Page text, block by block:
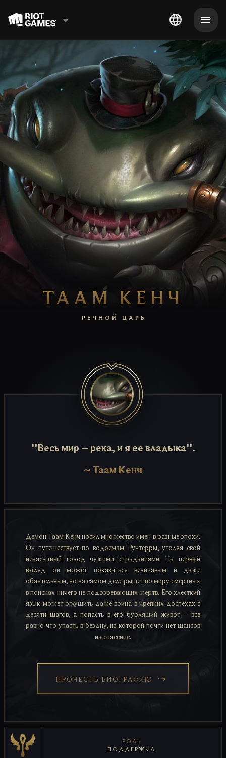
ТААМ КЕНЧ
РЕЧНОЙ ЦАРЬ
''Весь мир – река, и я ее владыка''.
~Таам Кенч
Демон Таам Кенч носил множество имен в разные эпохи.
Он путешествует по водоемам Рунтерры, утоляя свой
ненасытный голод чужими страданиями. На первый
взгляд он может показаться величавым и даже
обаятельным, но на самом деле рыщет по миру смертных
в поисках ничего не подозревающих жертв. Его хлесткий
язык может оглушить даже воина в крепких доспехах с
десяти шагов, а попасть в его бурлящий живот – все
равно что упасть в бездну, из которой почти нет шансов
на спасение.
ПРОЧЕСТЬ БИОГРАФИЮ
РОЛЬ
ПОДДЕРЖКА